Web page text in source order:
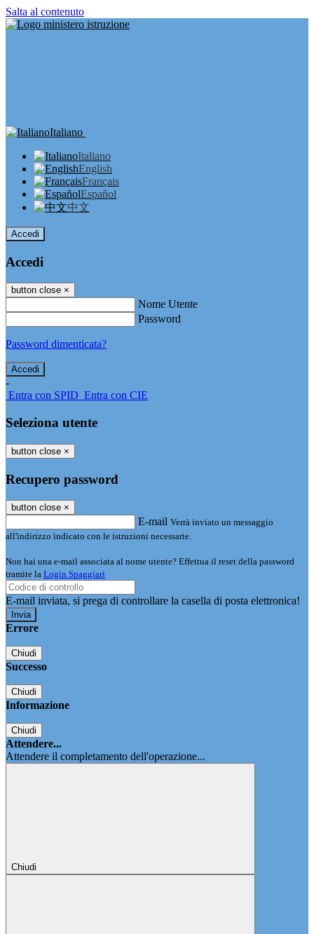
Salta al contenuto
Italiano
Italiano
English
Français
Español
中文
Accedi
Accedi
button close ×
Nome Utente
Password
Password dimenticata?
-
Entra con SPID Entra con CIE
Seleziona utente
button close ×
Recupero password
button close ×
E-mail Verrà inviato un messaggio
all'indirizzo indicato con le istruzioni necessarie.
Non hai una e-mail associata al nome utente? Effettua il reset della password
tramite la Login Spaggiari
E-mail inviata, si prega di controllare la casella di posta elettronica!
Errore
Chiudi
Successo
Chiudi
Informazione
Chiudi
Attendere...
Attendere il completamento dell'operazione...
Chiudi